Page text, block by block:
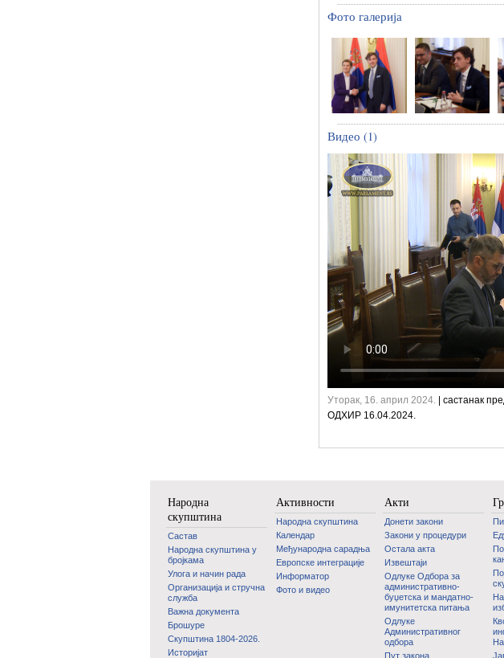
Фото галерија
Видео (1)
Уторак, 16. април 2024. | састанак
ОДХИР 16.04.2024.
Народна
скупштина
Састав
Народна скупштина у
бројкама
Улога и начин рада
Организација и стручна
служба
Важна документа
Брошуре
Скупштина 1804-2026.
Историјат
Активности
Народна скупштина
Календар
Међународна сарадња
Европске интеграције
Информатор
Фото и видео
Акти
Донети закони
Закони у процедури
Остала акта
Извештаји
Одлуке Одбора за
административно-
буџетска и мандатно-
имунитетска питања
Одлуке
Административног
одбора
Пут закона